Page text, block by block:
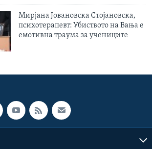
Мирјана Јовановска Стојановска,
психотерапевт: Убиството на Вања е
емотивна траума за учениците